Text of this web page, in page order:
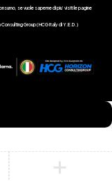
se vuole saperne di piu’ visiti le pagine
Group ( HCG Italy di Y.E.D. )